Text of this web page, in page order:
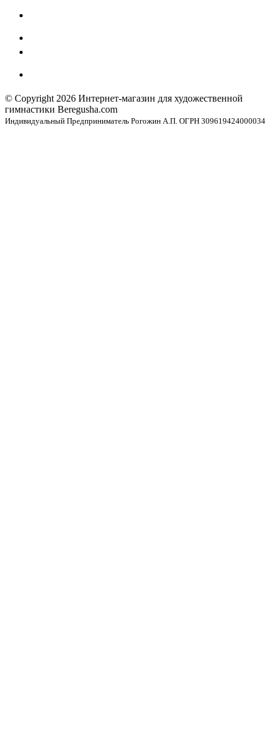
© Copyright 2026 Интернет-магазин для художественной
гимнастики Beregusha.com
Индивидуальный Предприниматель Рогожин А.П. ОГРН 309619424000034